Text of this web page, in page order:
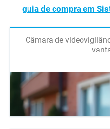
guia de compra em
Câmara de